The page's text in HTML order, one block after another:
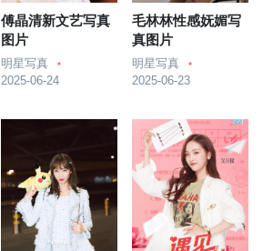
傅晶清新文艺写真
图片
明星写真
2025-06-24
毛林林性感妩媚写
真图片
明星写真
2025-06-23